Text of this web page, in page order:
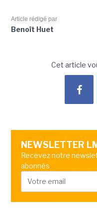
Article rédigé par
Benoît Huet
Cet article
NEWSLETTER
Recevez notre
abonnés